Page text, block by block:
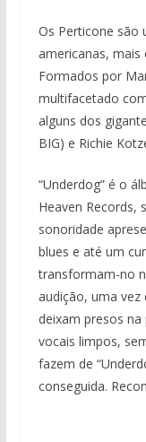
Os Perticone são
americanas, mais
Formados por
multifacetado
alguns dos
BIG) e Richie
“Underdog” é o
Heaven Records,
sonoridade
blues e até um
transformam-no
audição, uma
deixam presos
vocais limpos,
fazem de
conseguida.